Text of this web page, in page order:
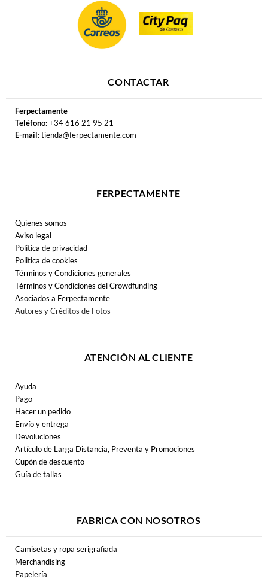
CONTACTAR
Ferpectamente
Teléfono:+34 616 21 95 21
E-mail:tienda@ferpectamente.com
FERPECTAMENTE
Quienes somos
Aviso legal
Politica de privacidad
Politica de cookies
Términos y Condiciones generales
Términos y Condiciones del Crowdfunding
Asociados a Ferpectamente
Autores y Créditos de Fotos
ATENCIÓN AL CLIENTE
Ayuda
Pago
Hacer un pedido
Envío y entrega
Devoluciones
Artículo de Larga Distancia, Preventa y Promociones
Cupón de descuento
Guía de tallas
FABRICA CON NOSOTROS
Camisetas y ropa serigrafiada
Merchandising
Papelería